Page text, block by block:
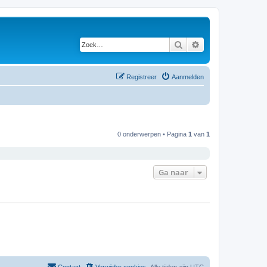
Zoek
Aanmelden
Registreer
0 onderwerpen • Pagina 1 van 1
Ga naar